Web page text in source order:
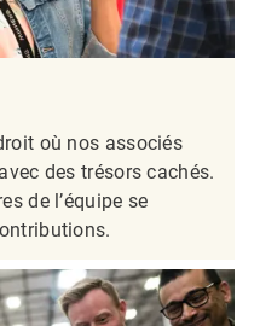
où nos associés
des trésors cachés.
de l’équipe se